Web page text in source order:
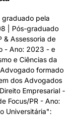
graduado pela
| Pós-graduado
& Assessoria de
- Ano: 2023 - e
e Ciências da
formado
dos Advogados
Empresarial -
Focus/PR - Ano:
Universitária":